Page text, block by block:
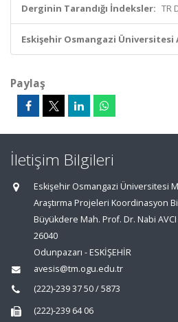
Derginin Tarandığı İndeksler: TR
Eskişehir Osmangazi Üniversitesi
Paylaş
İletişim Bilgileri
Eskişehir Osmangazi Üniversitesi
Araştırma Projeleri Koordinasyon
Büyükdere Mah. Prof. Dr. Nabi
26040
Odunpazarı - ESKİŞEHİR
avesis@tm.ogu.edu.tr
(222)-239 37 50 / 5873
(222)-239 64 06